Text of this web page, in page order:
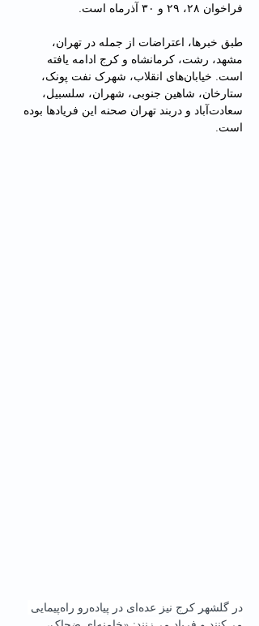
فراخوان ۲۸، ۲۹ و ۳۰ آذرماه است.
طبق خبرها، اعتراضات از جمله در تهران،
مشهد، رشت، کرمانشاه و کرج ادامه یافته
است. خیابان‌های انقلاب، شهرک نفت پونک،
ستارخان، شاهین جنوبی، شهران، سلسبیل،
سعادت‌آباد و دربند تهران صحنه این فریادها بوده
است.
در گلشهر کرج نیز عده‌ای در پیاده‌رو راه‌پیمایی